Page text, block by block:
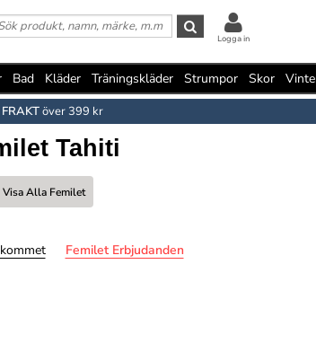
Logga in
Bad Kläder Träningskläder Strumpor Skor
FRAKTöver 399 kr
Tahiti
Visa Alla Femilet
Femilet Erbjudanden